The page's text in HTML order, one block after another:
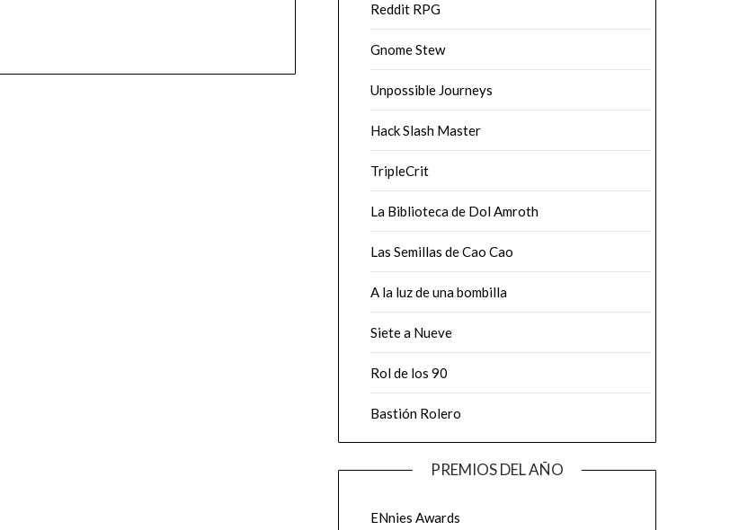
Reddit RPG
Gnome Stew
Unpossible Journeys
Hack Slash Master
TripleCrit
La Biblioteca de Dol Amroth
Las Semillas de Cao Cao
A la luz de una bombilla
Siete a Nueve
Rol de los 90
Bastión Rolero
PREMIOS DEL AÑO
ENnies Awards